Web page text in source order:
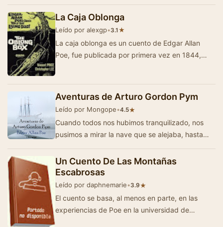
La Caja Oblonga
Leído por alexgp•3.1★
La caja oblonga es un cuento de Edgar Allan
Poe, fue publicada por primera vez en 1844,
Aventuras de Arturo Gordon Pym
Leído por Mongope•4.5★
Cuando todos nos hubimos tranquilizado, nos
pusimos a mirar la nave que se alejaba, hasta
que se perdió de vista. El tiempo empeoraba…
Un Cuento De Las Montañas
Escabrosas
Leído por daphnemarie•3.9★
El cuento se basa, al menos en parte, en las
experiencias de Poe en la universidad de